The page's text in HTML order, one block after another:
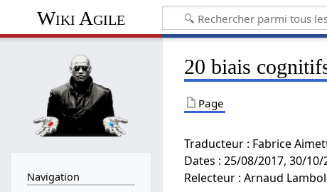
Wiki Agile
20 biais
Page
Traducteur : Fabrice
Dates : 25/08/2017, 30/
Relecteur : Arnaud
Navigation